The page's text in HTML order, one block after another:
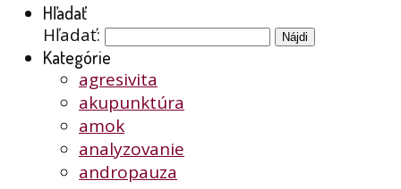
Hľadať
Hľadať:
Kategórie
agresivita
akupunktúra
amok
analyzovanie
andropauza